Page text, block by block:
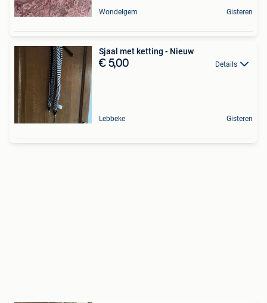
Wondelgem Gisteren
Sjaal met ketting - Nieuw
€ 5,00 Details
Lebbeke Gisteren